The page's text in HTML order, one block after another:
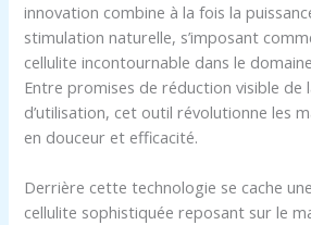
innovation combine à la fois la
stimulation naturelle, s’imposant
cellulite incontournable dans le
Entre promises de réduction visible
d’utilisation, cet outil révolutionne les
en douceur et efficacité.
Derrière cette technologie se cache
cellulite sophistiquée reposant sur le